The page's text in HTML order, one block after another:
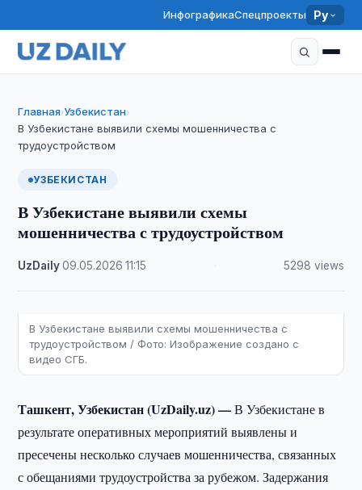
ИнфографикаСпецпроекты Ру
Главная›Узбекистан›
В Узбекистане выявили схемы мошенничества с
трудоустройством
УЗБЕКИСТАН
В Узбекистане выявили схемы
мошенничества с трудоустройством
UzDaily·09.05.2026 ·11:15 5298 views
В Узбекистане выявили схемы мошенничества с
трудоустройством / Фото: Изображение создано с
видео СГБ.
Ташкент, Узбекистан (UzDaily.uz) —В Узбекистане в
результате оперативных мероприятий выявлены и
пресечены несколько случаев мошенничества, связанных
с обещаниями трудоустройства за рубежом. Задержания